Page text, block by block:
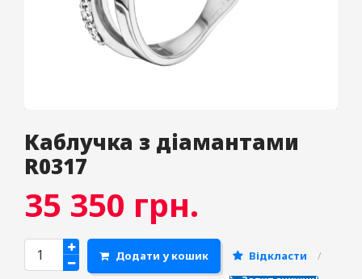
Каблучка з діамантами
R0317
35 350 грн.
Додати у кошик Відкласти